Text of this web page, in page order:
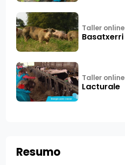
Resumo
Taller online
Basatxerri
Taller online
Lacturale